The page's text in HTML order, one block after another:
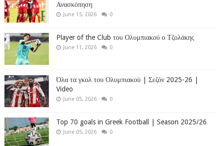
Ανασκόπηση
June 15, 2026 0
Player of the Club του Ολυμπιακού ο Τζολάκης
June 11, 2026 0
Όλα τα γκολ του Ολυμπιακού | Σεζόν 2025-26 |
Video
June 05, 2026 0
Top 70 goals in Greek Football | Season 2025/26
June 05, 2026 0